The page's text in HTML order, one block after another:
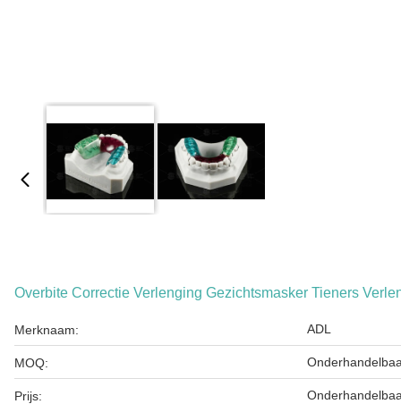
Overbite Correctie Verlenging Gezichtsmasker Tieners
Merknaam: ADL
MOQ:
Prijs: